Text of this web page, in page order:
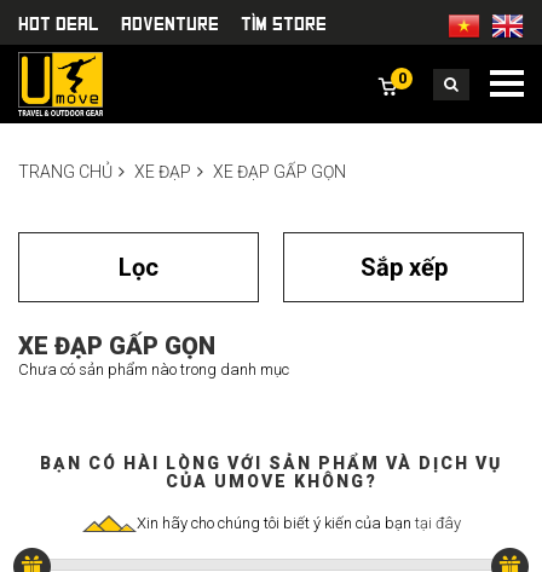
HOT DEAL Adventure TÌm Store
0
TRANG CHỦ XE ĐẠP XE ĐẠP GẤP GỌN
Lọc Sắp xếp
XE ĐẠP GẤP GỌN
Chưa có sản phẩm nào trong danh mục
BẠN CÓ HÀI LÒNG VỚI SẢN PHẨM VÀ DỊCH VỤ
CỦA UMOVE KHÔNG?
Xin hãy cho chúng tôi biết ý kiến của bạn tại đây